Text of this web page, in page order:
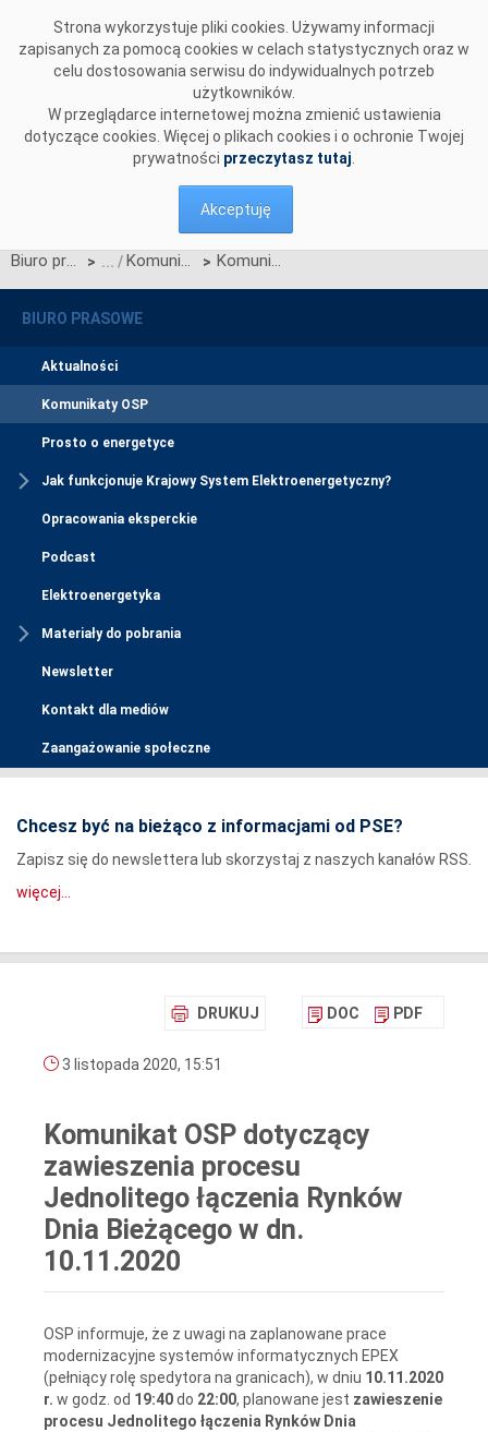
Strona wykorzystuje pliki cookies. Używamy informacji
zapisanych za pomocą cookies w celach statystycznych oraz w
celu dostosowania serwisu do indywidualnych potrzeb
użytkowników.
W przeglądarce internetowej można zmienić ustawienia
dotyczące cookies. Więcej o plikach cookies i o ochronie Twojej
prywatności przeczytasz tutaj
Akceptuję
Biuro prasowe > Komunikaty OSP > Komunikat OSP dotyczący zawieszenia procesu Jednolitego łączenia Rynków Dnia Bieżącego w dn. 10.11.2020
BIURO PRASOWE
Aktualności
Komunikaty OSP
Prosto o energetyce
Jak funkcjonuje Krajowy System Elektroenergetyczny?
Opracowania eksperckie
Podcast
Elektroenergetyka
Materiały do pobrania
Newsletter
Kontakt dla mediów
Zaangażowanie społeczne
Chcesz być na bieżąco z informacjami od PSE?
Zapisz się do newslettera lub skorzystaj z naszych kanałów RSS.
więcej...
DRUKUJ DOC PDF
3 listopada 2020, 15:51
Komunikat OSP dotyczący
zawieszenia procesu
Jednolitego łączenia Rynków
Dnia Bieżącego w dn.
10.11.2020
OSP informuje, że z uwagi na zaplanowane prace
modernizacyjne systemów informatycznych EPEX
(pełniący rolę spedytora na granicach), w dniu 10.11.2020
r. w godz. od 19:40do 22:00, planowane jest zawieszenie
procesu Jednolitego łączenia Rynków Dnia